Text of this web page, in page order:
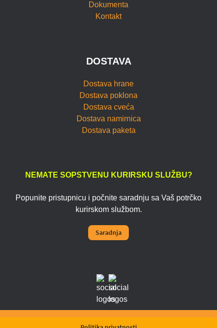
Dokumenta
Kontakt
DOSTAVA
Dostava hrane
Dostava poklona
Dostava cveća
Dostava namirnica
Dostava paketa
NEMATE SOPSTVENU KURIRSKU SLUŽBU?
Popunite pristupnicu i počnite saradnju sa Vaš potrčko
kurirskom službom.
Saradnja